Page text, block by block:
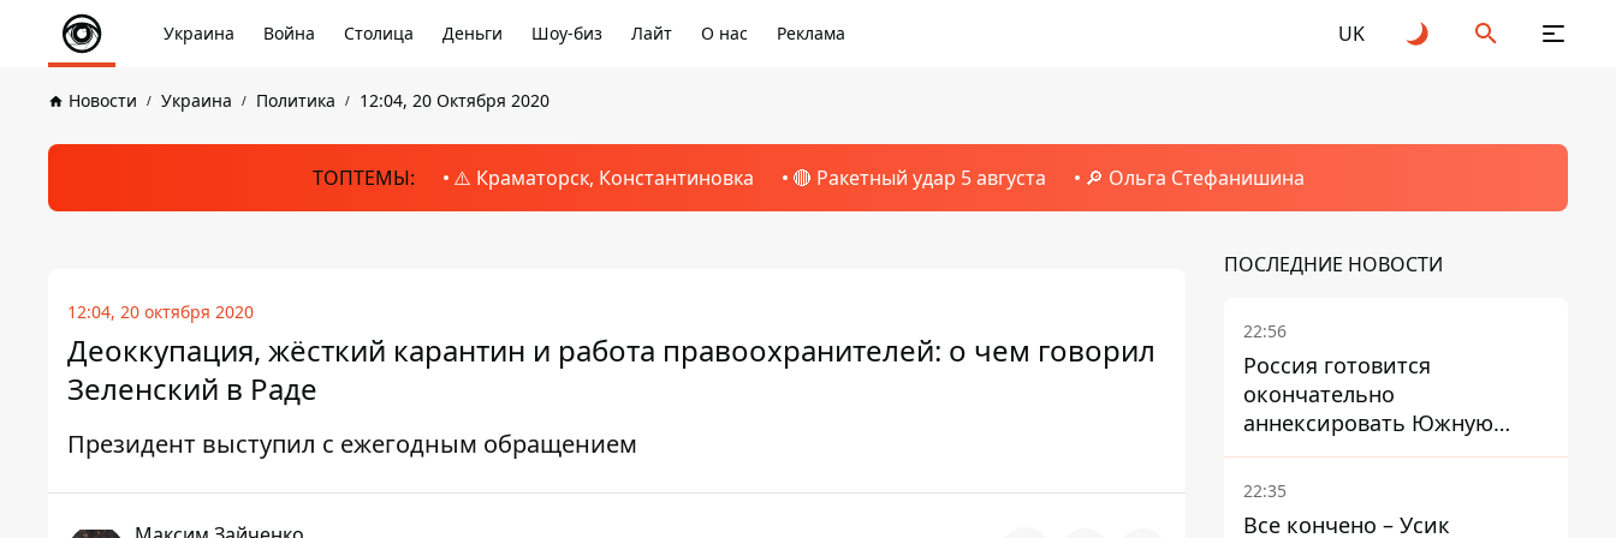
Украина Война Столица Деньги Шоу-биз Лайт О нас Реклама UK
Новости Украина Политика 12:04, 20 Октября 2020
ТОПТЕМЫ: ⚠️ Краматорск, Константиновка 🔴 Ракетный удар 5 августа 🔎 Ольга Стефанишина
12:04, 20 октября 2020
Деоккупация, жёсткий карантин и работа правоохранителей: о чем говорил
Зеленский в Раде
Президент выступил с ежегодным обращением
ПОСЛЕДНИЕ НОВОСТИ
22:56
Россия готовится
окончательно
аннексировать Южную
Осетию – страны НАТО
обеспокоены
22:35
Все кончено – Усик